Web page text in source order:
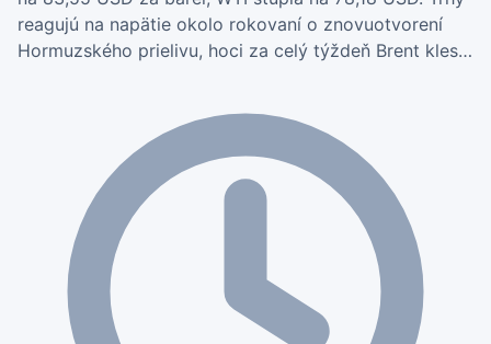
reagujú na napätie okolo rokovaní o znovuotvorení
Hormuzského prielivu, hoci za celý týždeň Brent klesol